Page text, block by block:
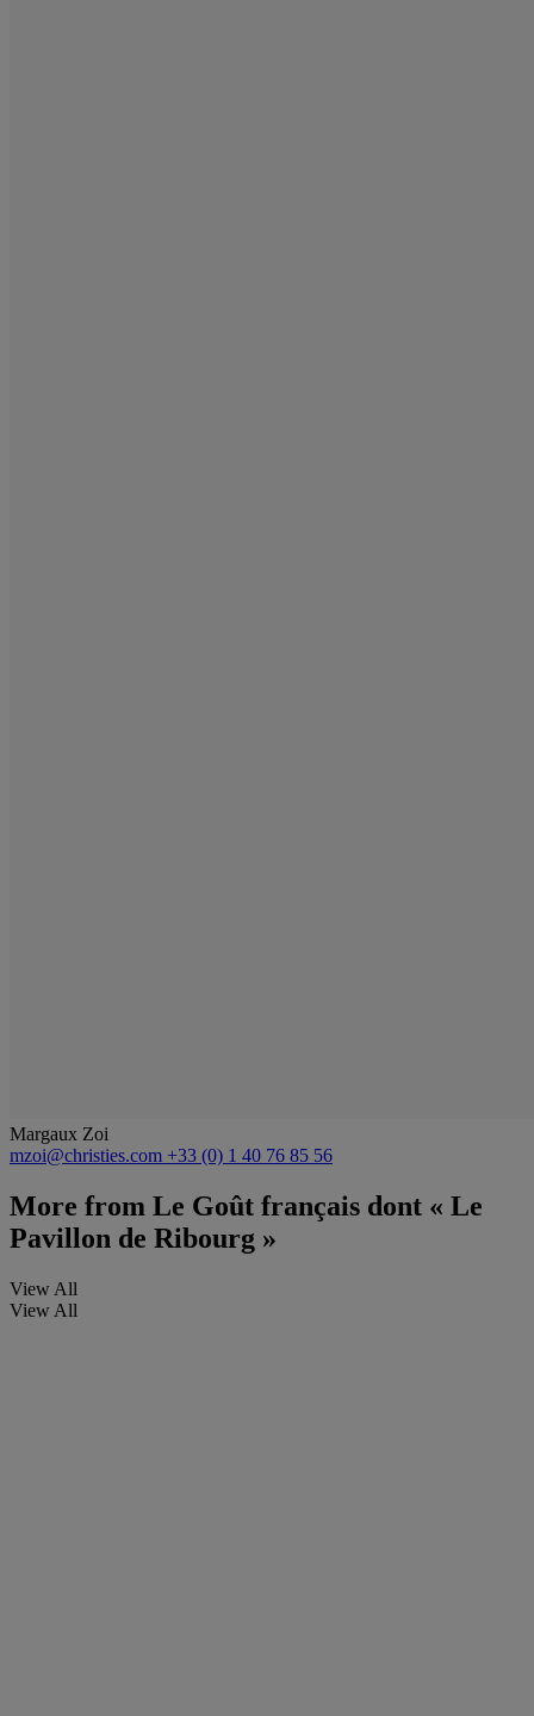
Margaux Zoi
mzoi@christies.com +33 (0) 1 40 76 85 56
More from Le Goût français dont « Le
Pavillon de Ribourg »
View All
View All